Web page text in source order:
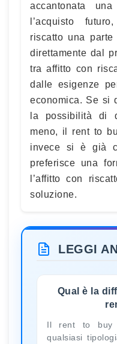
accantonata
l’acquisto
riscatto una
direttamente dal
tra affitto con
dalle esigenze
economica. Se si
la possibilità di
meno, il rent to
invece si è già
preferisce una
l’affitto con
soluzione.
LEGGI
Qual è la
Il rent to buy
qualsiasi